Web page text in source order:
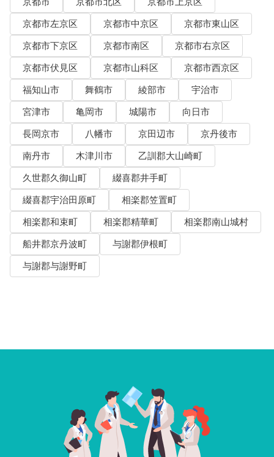
京都市左京区
京都市中京区
京都市東山区
京都市下京区
京都市南区
京都市右京区
京都市伏見区
京都市山科区
京都市西京区
福知山市
舞鶴市 綾部市
宇治市
宮津市
亀岡市 城陽市
向日市
長岡京市
八幡市 京田辺市
京丹後市
南丹市
木津川市
乙訓郡大山崎町
久世郡久御山町
綴喜郡井手町
綴喜郡宇治田原町
相楽郡笠置町
相楽郡和束町
相楽郡精華町
相楽郡南山城村
船井郡京丹波町
与謝郡伊根町
与謝郡与謝野町